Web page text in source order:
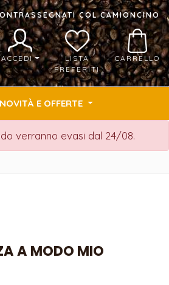
COL CAMIONCINO
ACCEDI
LISTA
PREFERITI
CARRELLO
NOVITÀ E OFFERTE
verranno evasi dal 24/08.
A MODO MIO